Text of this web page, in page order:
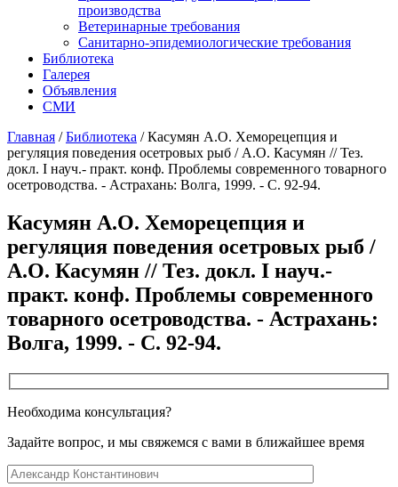
производства
Ветеринарные требования
Санитарно-эпидемиологические требования
Библиотека
Галерея
Объявления
СМИ
Главная /Библиотека /Касумян А.О. Хеморецепция и
регуляция поведения осетровых рыб / А.О. Касумян // Тез.
докл. I науч.- практ. конф. Проблемы современного товарного
осетроводства. - Астрахань: Волга, 1999. - С. 92-94.
Касумян А.О. Хеморецепция и
регуляция поведения осетровых рыб /
А.О. Касумян // Тез. докл. I науч.-
практ. конф. Проблемы современного
товарного осетроводства. - Астрахань:
Волга, 1999. - С. 92-94.
Необходима консультация?
Задайте вопрос, и мы свяжемся с вами в ближайшее время